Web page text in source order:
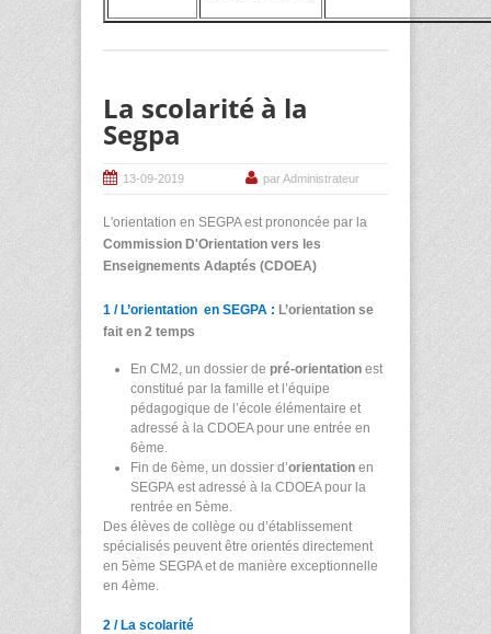
La scolarité à la
Segpa
13-09-2019 par Administrateur
L'orientation en SEGPA est prononcée par la
Commission D'Orientation vers les
Enseignements Adaptés (CDOEA)
1 / L’orientation en SEGPA : L’orientation se
fait en 2 temps
En CM2, un dossier de pré-orientation est
constitué par la famille et l’équipe
pédagogique de l’école élémentaire et
adressé à la CDOEA pour une entrée en
6ème.
Fin de 6ème , un dossier d’orientation en
SEGPA est adressé à la CDOEA pour la
rentrée en 5ème
Des élèves de collège ou d’établissement
spécialisés peuvent être orientés directement
en 5ème SEGPA et de manière exceptionnelle
en 4ème
2 / La scolarité